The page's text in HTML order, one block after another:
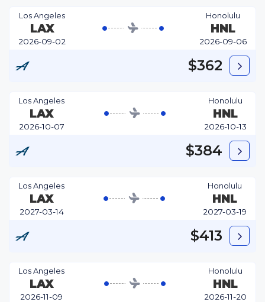
Los Angeles
LAX
2026-09-02
Honolulu
HNL
2026-09-06
$362
Los Angeles
LAX
2026-10-07
Honolulu
HNL
2026-10-13
$384
Los Angeles
LAX
2027-03-14
Honolulu
HNL
2027-03-19
$413
Los Angeles
LAX
2026-11-09
Honolulu
HNL
2026-11-20